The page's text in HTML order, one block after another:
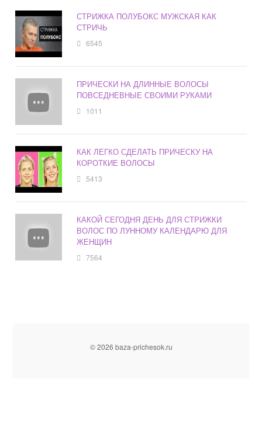
СТРИЖКА ПОЛУБОКС МУЖСКАЯ КАК
СТРИЧЬ
6545
ПРИЧЕСКИ НА ДЛИННЫЕ ВОЛОСЫ
ПОВСЕДНЕВНЫЕ СВОИМИ РУКАМИ
1011
КАК ЛЕГКО СДЕЛАТЬ ПРИЧЕСКУ НА
КОРОТКИЕ ВОЛОСЫ
5413
КАКОЙ СЕГОДНЯ ДЕНЬ ДЛЯ СТРИЖКИ
ВОЛОС ПО ЛУННОМУ КАЛЕНДАРЮ ДЛЯ
ЖЕНЩИН
7564
© 2026 baza-prichesok.ru